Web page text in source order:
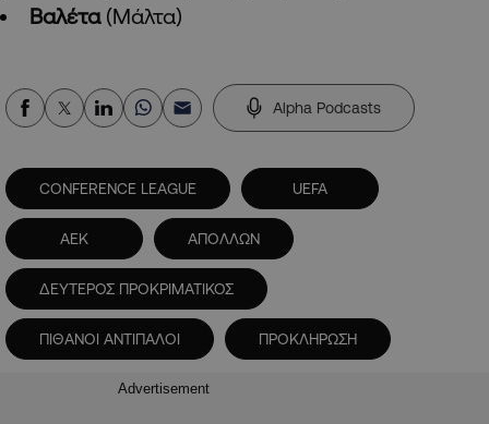
Βαλέτα(Μάλτα)
Alpha Podcasts
CONFERENCE LEAGUE UEFA
ΑΕΚ ΑΠΟΛΛΩΝ
ΔΕΥΤΕΡΟΣ ΠΡΟΚΡΙΜΑΤΙΚΟΣ
ΠΙΘΑΝΟΙ ΑΝΤΙΠΑΛΟΙ ΠΡΟΚΛΗΡΩΣΗ
Advertisement